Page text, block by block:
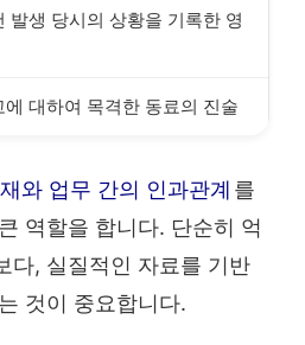
발생 당시의 상황을 기록한 영
에 대하여 목격한 동료의 진술
와 업무 간의 인과관계 를
역할을 합니다. 단순히 억
다, 실질적인 자료를 기반
것이 중요합니다.